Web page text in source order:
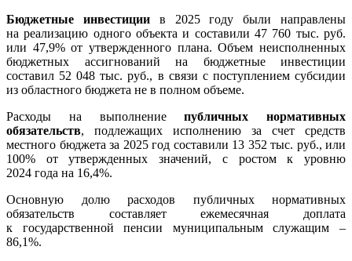
Бюджетные инвестициив 2025 году были направлены
на реализацию одного объекта и составили 47 760 тыс. руб.
или 47,9% от утвержденного плана. Объем неисполненных
бюджетных ассигнований на бюджетные инвестиции
составил 52 048 тыс. руб., в связи с поступлением субсидии
из областного бюджета не в полном объеме.
Расходы на выполнениепубличных нормативных
обязательств, подлежащих исполнению за счет средств
местного бюджета за 2025 год составили 13 352 тыс. руб., или
100% от утвержденных значений, с ростом к уровню
2024 года на 16,4%.
Основную долю расходов публичных нормативных
обязательств составляет ежемесячная доплата
к государственной пенсии муниципальным служащим –
86,1%.